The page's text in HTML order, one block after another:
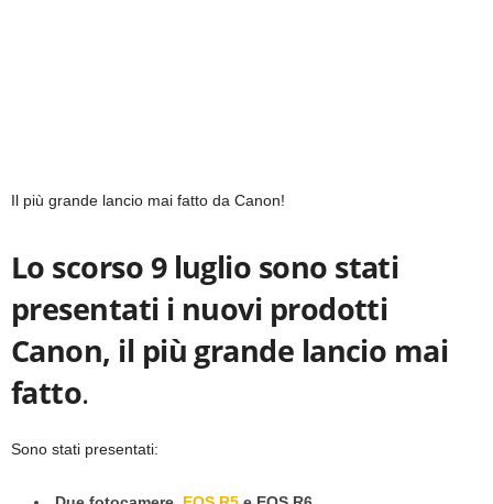
Il più grande lancio mai fatto da Canon!
Lo scorso 9 luglio sono stati
presentati i nuovi prodotti
Canon, il più grande lancio mai
fatto.
Sono stati presentati: